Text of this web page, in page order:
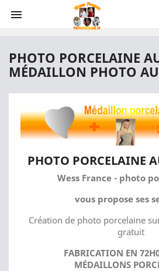

PHOTO PORCELAINE
MÉDAILLON PHOTO
PHOTO PORCELAINE
Wess France - photo
vous propose ses
Création de photo porcelaine
gratuit
FABRICATION EN
MÉDAILLONS